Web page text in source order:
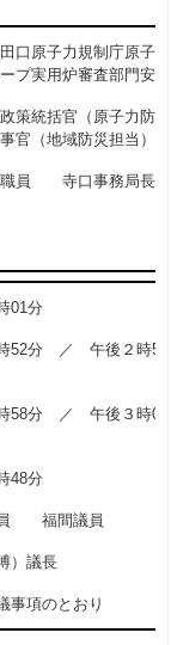
原子力規制庁原子力
プ実用炉審査部門安全
策統括官（原子力防災
官（地域防災担当）外
職員 寺口事務局長外
01分
52分 ／ 午後２時57
58分 ／ 午後３時06
48分
福間議員
議長
のとおり